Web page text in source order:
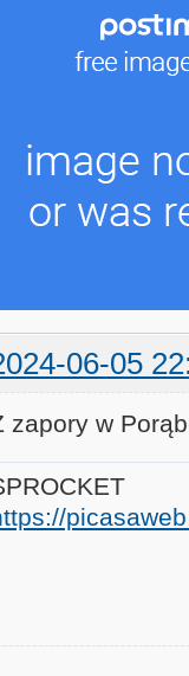
06-05
zapory w